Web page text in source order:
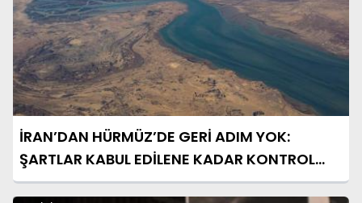
İRAN’DAN HÜRMÜZ’DE GERİ ADIM YOK:
ŞARTLAR KABUL EDİLENE KADAR KONTROL
BİZDE